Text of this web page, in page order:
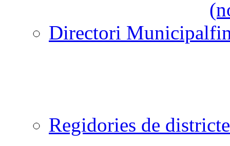
Directori Municipal
Regidories de districte